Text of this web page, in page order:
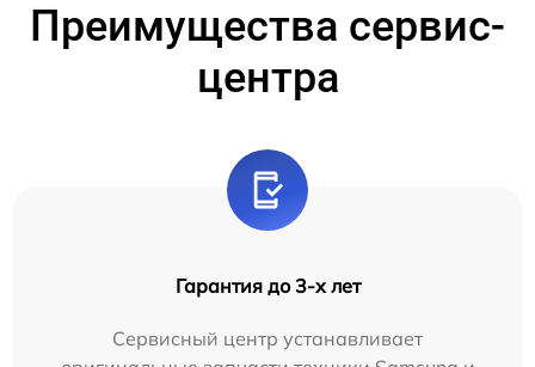
Преимущества сервис-
центра
Гарантия до 3-х лет
Сервисный центр устанавливает